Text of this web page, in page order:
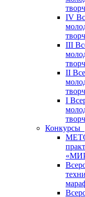
IV
III
II
I
Конкурсы